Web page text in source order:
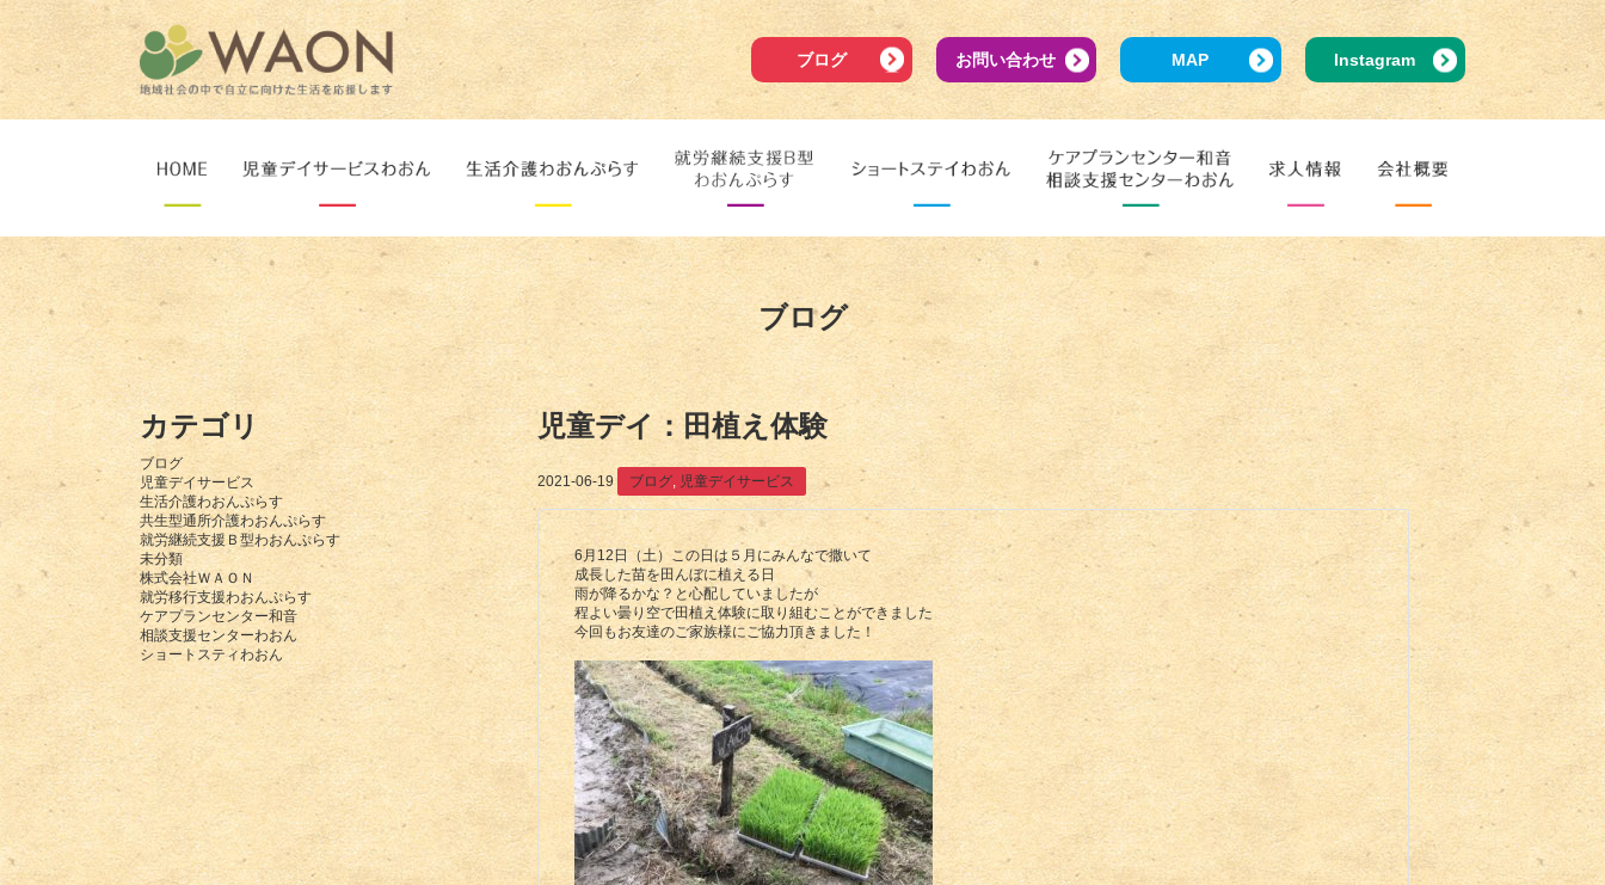
ブログ お問い合わせ MAP Instagram
ブログ
カテゴリ
ブログ
児童デイサービス
生活介護わおんぷらす
共生型通所介護わおんぷらす
就労継続支援Ｂ型わおんぷらす
未分類
株式会社ＷＡＯＮ
就労移行支援わおんぷらす
ケアプランセンター和音
相談支援センターわおん
ショートスティわおん
児童デイ：田植え体験
2021-06-19 ブログ, 児童デイサービス
6月12日（土）この日は５月にみんなで撒いて
成長した苗を田んぼに植える日
雨が降るかな？と心配していましたが
程よい曇り空で田植え体験に取り組むことができました
今回もお友達のご家族様にご協力頂きました！